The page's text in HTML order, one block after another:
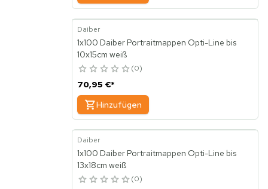
Daiber
1x100 Daiber Portraitmappen Opti-Line bis
10x15cm weiß
0
70,95 €*
Hinzufügen
Daiber
1x100 Daiber Portraitmappen Opti-Line bis
13x18cm weiß
0